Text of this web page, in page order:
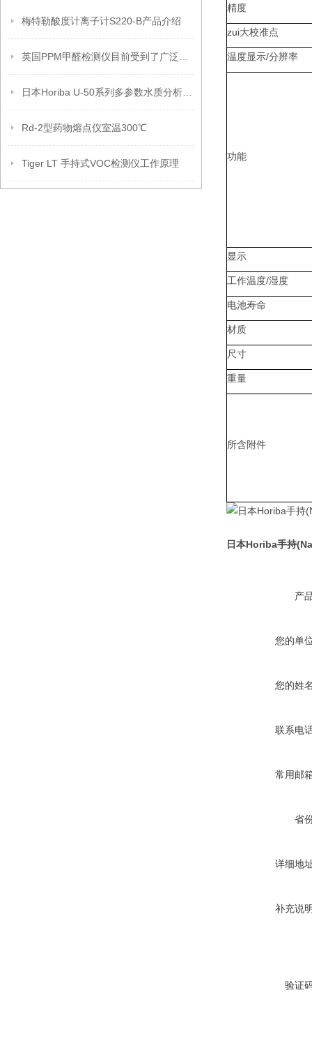
梅特勒酸度计离子计S220-B产品介绍
Rd-2型药物熔点仪室温300℃
Tiger LT 手持式VOC检测仪工作原理
精度
zui大校准点
温度显示/分辨率
功能
显示
工作温度/湿度
电池寿命
材质
尺寸
重量
所含附件
日本Horiba手持
产
您的单
您的姓
联系电
常用邮
省
详细地
补充说
验证